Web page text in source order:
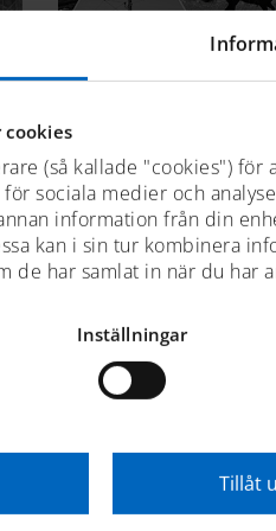
(så kallade "cookies") för
sociala medier och
information från din
kan i sin tur kombinera
de har samlat in när du har
Inställningar
Tillåt
En del